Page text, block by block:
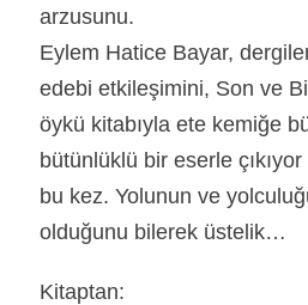
arzusunu.
Eylem Hatice Bayar,
edebi etkileşimini, Son ve
öykü kitabıyla ete kemiğe
bütünlüklü bir eserle
bu kez. Yolunun ve
olduğunu bilerek üstelik…
Kitaptan: